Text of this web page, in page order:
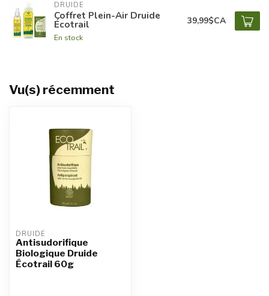
DRUIDE
Coffret Plein-Air Druide
Écotrail
En stock
39,99$CA
Vu(s) récemment
DRUIDE
Antisudorifique
Biologique Druide
Écotrail 60g